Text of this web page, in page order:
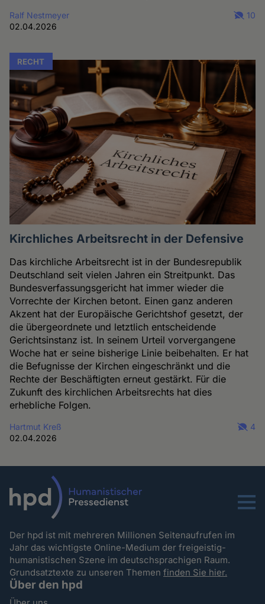
Ralf Nestmeyer
02.04.2026
10
RECHT
Kirchliches Arbeitsrecht in der Defensive
Das kirchliche Arbeitsrecht ist in der Bundesrepublik
Deutschland seit vielen Jahren ein Streitpunkt. Das
Bundesverfassungsgericht hat immer wieder die
Vorrechte der Kirchen betont. Einen ganz anderen
Akzent hat der Europäische Gerichtshof gesetzt, der
die übergeordnete und letztlich entscheidende
Gerichtsinstanz ist. In seinem Urteil vorvergangene
Woche hat er seine bisherige Linie beibehalten. Er hat
die Befugnisse der Kirchen eingeschränkt und die
Rechte der Beschäftigten erneut gestärkt. Für die
Zukunft des kirchlichen Arbeitsrechts hat dies
erhebliche Folgen.
Hartmut Kreß
02.04.2026
4
Menu
Der hpd ist mit mehreren Millionen Seitenaufrufen im
Jahr das wichtigste Online-Medium der freigeistig-
humanistischen Szene im deutschsprachigen Raum.
Grundsatztexte zu unseren Themenfinden Sie hier.
Über den hpd